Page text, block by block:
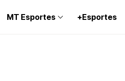
MT Esportes +Esportes